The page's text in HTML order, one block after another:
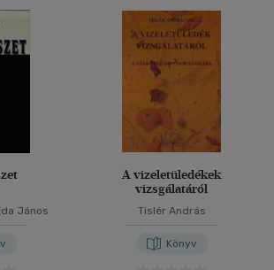
János
A vizeletüledékek
vizsgálatáról
Tislér András
Könyv